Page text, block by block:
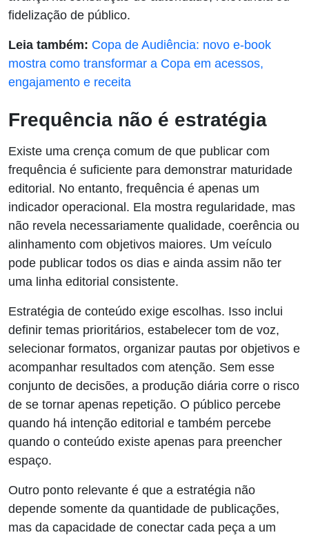
fidelização de público.
Leia também: Copa de Audiência: novo e-book
mostra como transformar a Copa em acessos,
engajamento e receita
Frequência não é estratégia
Existe uma crença comum de que publicar com
frequência é suficiente para demonstrar maturidade
editorial. No entanto, frequência é apenas um
indicador operacional. Ela mostra regularidade, mas
não revela necessariamente qualidade, coerência ou
alinhamento com objetivos maiores. Um veículo
pode publicar todos os dias e ainda assim não ter
uma linha editorial consistente.
Estratégia de conteúdo exige escolhas. Isso inclui
definir temas prioritários, estabelecer tom de voz,
selecionar formatos, organizar pautas por objetivos e
acompanhar resultados com atenção. Sem esse
conjunto de decisões, a produção diária corre o risco
de se tornar apenas repetição. O público percebe
quando há intenção editorial e também percebe
quando o conteúdo existe apenas para preencher
espaço.
Outro ponto relevante é que a estratégia não
depende somente da quantidade de publicações,
mas da capacidade de conectar cada peça a um